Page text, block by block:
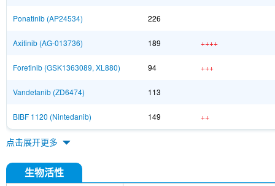
Ponatinib (AP24534) 226
Axitinib (AG-013736) 189 ++++
Foretinib (GSK1363089, XL880) 94 +++
Vandetanib (ZD6474) 113
BIBF 1120 (Nintedanib) 149 ++
点击展开更多
生物活性